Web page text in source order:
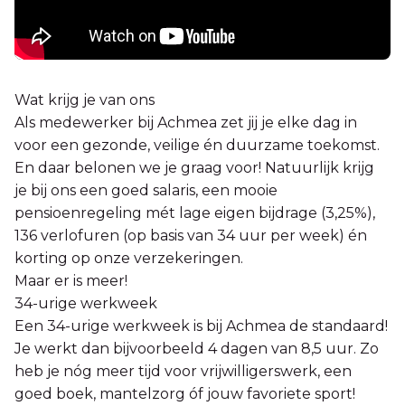
Wat krijg je van ons
Als medewerker bij Achmea zet jij je elke dag in
voor een gezonde, veilige én duurzame toekomst.
En daar belonen we je graag voor! Natuurlijk krijg
je bij ons een goed salaris, een mooie
pensioenregeling mét lage eigen bijdrage (3,25%),
136 verlofuren (op basis van 34 uur per week) én
korting op onze verzekeringen.
Maar er is meer!
34-urige werkweek
Een 34-urige werkweek is bij Achmea de standaard!
Je werkt dan bijvoorbeeld 4 dagen van 8,5 uur. Zo
heb je nóg meer tijd voor vrijwilligerswerk, een
goed boek, mantelzorg óf jouw favoriete sport!